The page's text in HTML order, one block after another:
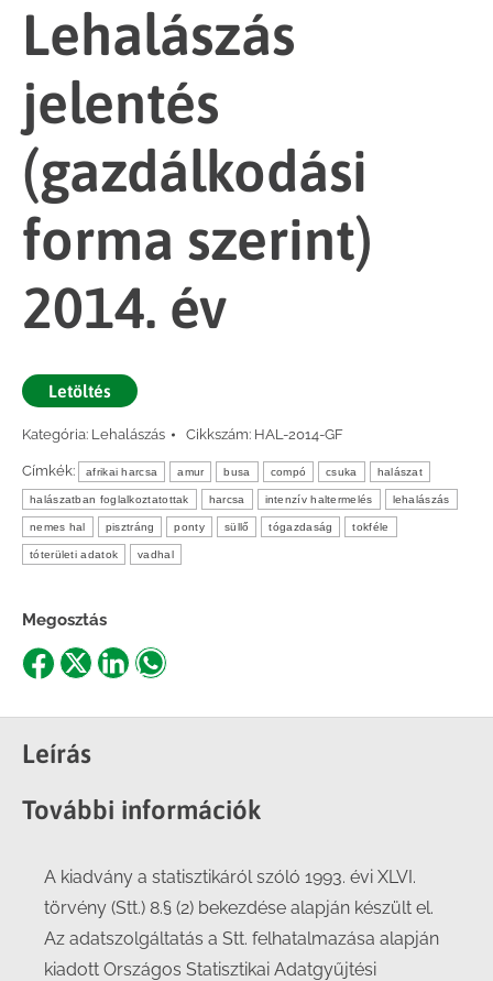
Lehalászás
jelentés
(gazdálkodási
forma szerint)
2014. év
Letöltés
Kategória: Lehalászás Cikkszám: HAL-2014-GF
Címkék: afrikai harcsa amur busa compó csuka halászat
halászatban foglalkoztatottak harcsa intenzív haltermelés lehalászás
nemes hal pisztráng ponty süllő tógazdaság tokféle
tóterületi adatok vadhal
Megosztás
Share
Facebook
Share
X
ShareShare
Leírás
További információk
A kiadvány a statisztikáról szóló 1993. évi XLVI.
törvény (Stt.) 8.§ (2) bekezdése alapján készült el.
Az adatszolgáltatás a Stt. felhatalmazása alapján
kiadott Országos Statisztikai Adatgyűjtési